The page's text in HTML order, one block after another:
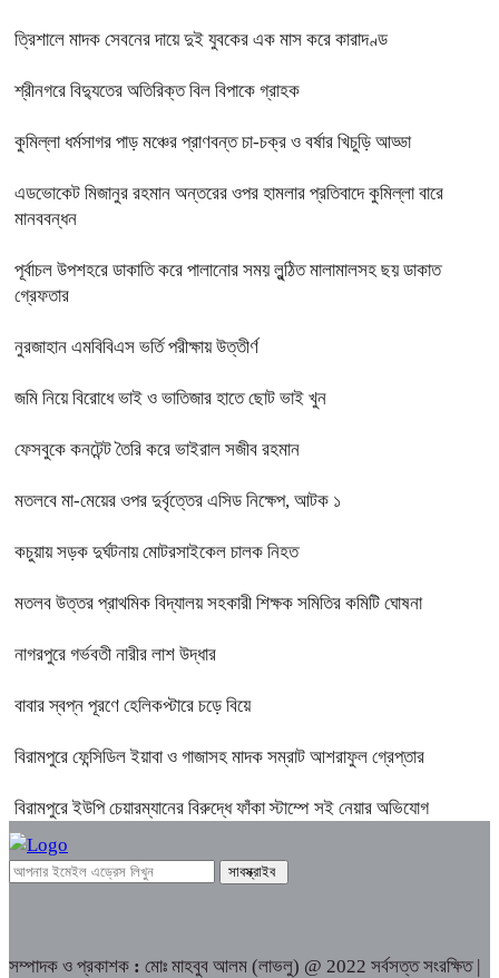
ত্রিশালে মাদক সেবনের দায়ে দুই যুবকের এক মাস করে কারাদণ্ড
শ্রীনগরে বিদ্যুতের অতিরিক্ত বিল বিপাকে গ্রাহক
কুমিল্লা ধর্মসাগর পাড় মঞ্চের প্রাণবন্ত চা-চক্র ও বর্ষার খিচুড়ি আড্ডা
এডভোকেট মিজানুর রহমান অন্তরের ওপর হামলার প্রতিবাদে কুমিল্লা বারে
মানববন্ধন
পূর্বাচল উপশহরে ডাকাতি করে পালানোর সময় লুন্ঠিত মালামালসহ ছয় ডাকাত
গ্রেফতার
নুরজাহান এমবিবিএস ভর্তি পরীক্ষায় উত্তীর্ণ
জমি নিয়ে বিরোধে ভাই ও ভাতিজার হাতে ছোট ভাই খুন
ফেসবুকে কনটেন্ট তৈরি করে ভাইরাল সজীব রহমান
মতলবে মা-মেয়ের ওপর দুর্বৃত্তের এসিড নিক্ষেপ, আটক ১
কচুয়ায় সড়ক দুর্ঘটনায় মোটরসাইকেল চালক নিহত
মতলব উত্তর প্রাথমিক বিদ্যালয় সহকারী শিক্ষক সমিতির কমিটি ঘোষনা
নাগরপুরে গর্ভবতী নারীর লাশ উদ্ধার
বাবার স্বপ্ন পূরণে হেলিকপ্টারে চড়ে বিয়ে
বিরামপুরে ফেন্সিডিল ইয়াবা ও গাজাসহ মাদক সম্রাট আশরাফুল গ্রেপ্তার
বিরামপুরে ইউপি চেয়ারম্যানের বিরুদ্ধে ফাঁকা স্টাম্পে সই নেয়ার অভিযোগ
সম্পাদক ও প্রকাশক : মোঃ মাহবুব আলম (লাভলু) @ 2022 সর্বসত্ত সংরক্ষিত |